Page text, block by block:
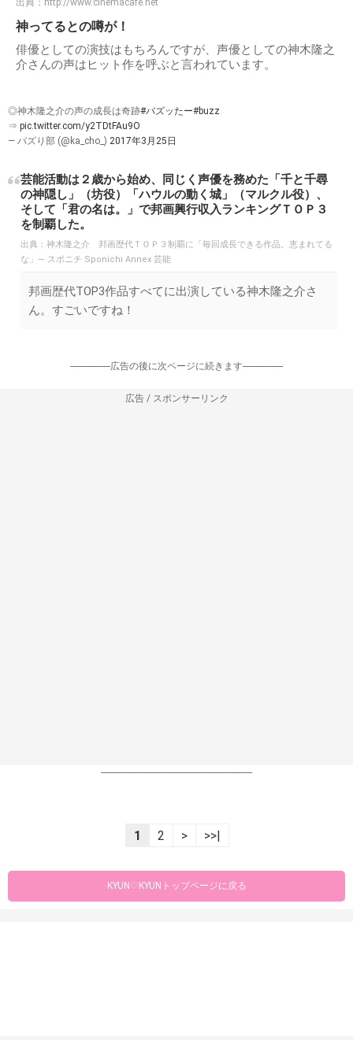
神ってるとの噂が！
俳優としての演技はもちろんですが、声優としての神木隆之
介さんの声はヒット作を呼ぶと言われています。
◎神木隆之介の声の成長は奇跡#バズッたー#buzz
⇒ pic.twitter.com/y2TDtFAu9O
— バズり部 (@ka_cho_) 2017年3月25日
芸能活動は２歳から始め、同じく声優を務めた「千と千尋
の神隠し」（坊役）「ハウルの動く城」（マルクル役）、
そして「君の名は。」で邦画興行収入ランキングＴＯＰ３
を制覇した。
出典： 神木隆之介 邦画歴代ＴＯＰ３制覇に「毎回成長できる作品。恵まれてる
な」― スポニチ Sponichi Annex 芸能
邦画歴代TOP3作品すべてに出演している神木隆之介さ
ん。すごいですね！
-----------------広告の後に次ページに続きます-----------------
広告 / スポンサーリンク
----------------------------------------------------------------
1 2 > >>|
KYUN♡KYUNトップページに戻る